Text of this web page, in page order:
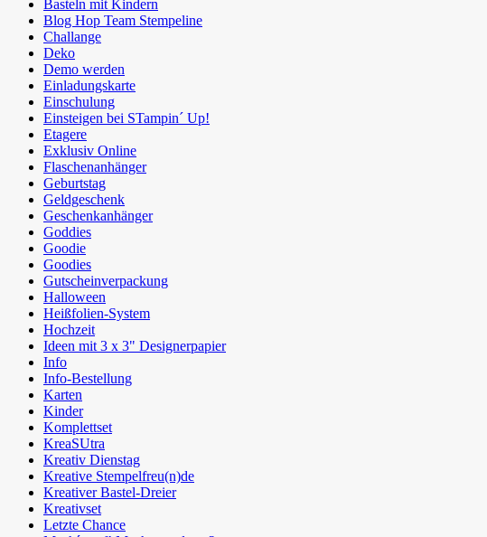
Basteln mit Kindern
Blog Hop Team Stempeline
Challange
Deko
Demo werden
Einladungskarte
Einschulung
Einsteigen bei STampin´ Up!
Etagere
Exklusiv Online
Flaschenanhänger
Geburtstag
Geldgeschenk
Geschenkanhänger
Goddies
Goodie
Goodies
Gutscheinverpackung
Halloween
Heißfolien-System
Hochzeit
Ideen mit 3 x 3" Designerpapier
Info
Info-Bestellung
Karten
Kinder
Komplettset
KreaSUtra
Kreativ Dienstag
Kreative Stempelfreu(n)de
Kreativer Bastel-Dreier
Kreativset
Letzte Chance